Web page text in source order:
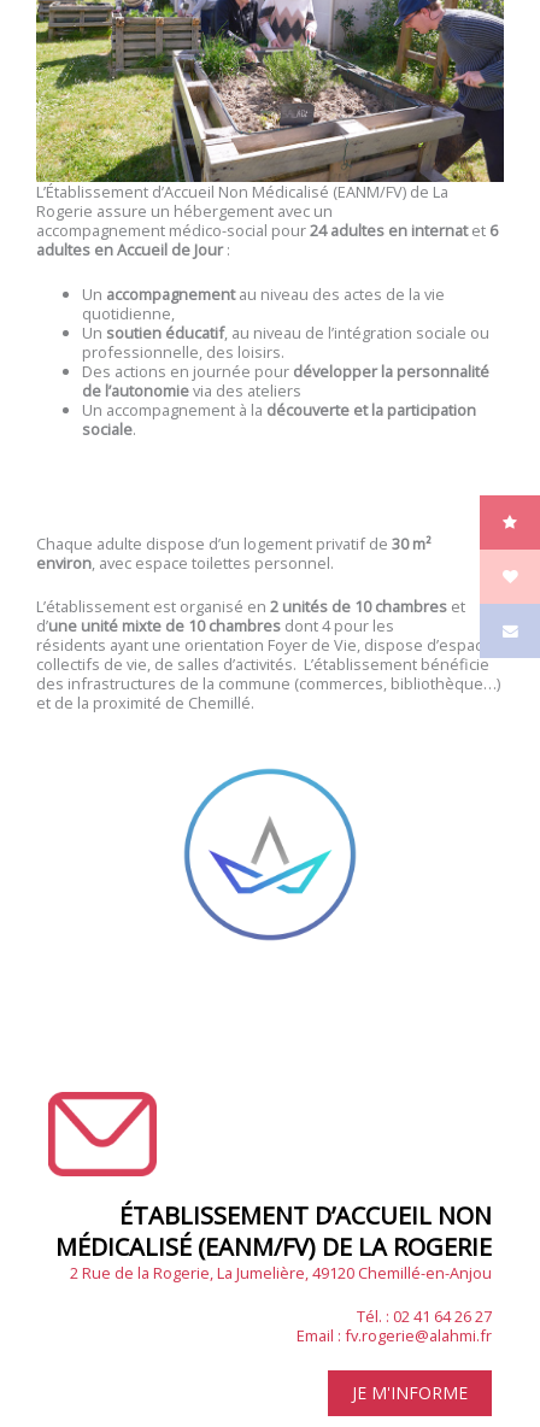
L’Établissement d’Accueil Non Médicalisé (EANM/FV) de La
Rogerie assure un hébergement avec un
accompagnement médico-social pour24 adultes en internatet 6
adultes en Accueil de Jour:
Un accompagnementau niveau des actes de la vie
quotidienne,
Un soutien éducatif, au niveau de l’intégration sociale ou
professionnelle, des loisirs.
Des actions en journée pour développer la personnalité
de l’autonomievia des ateliers
Un accompagnement à la découverte et la participation
sociale.
Chaque adulte dispose d’un logement privatif de 30 m²
environ, avec espace toilettes personnel.
L’établissement est organisé en 2 unités de 10 chambres et
d’une unité mixte de 10 chambres dont 4 pour les
résidents ayant une orientation Foyer de Vie, dispose d’espaces
collectifs de vie, de salles d’activités. L’établissement bénéficie
des infrastructures de la commune (commerces, bibliothèque…)
et de la proximité de Chemillé.
ÉTABLISSEMENT D’ACCUEIL NON
MÉDICALISÉ (EANM/FV) DE LA ROGERIE
2 Rue de la Rogerie, La Jumelière, 49120 Chemillé-en-Anjou
Tél. : 02 41 64 26 27
Email : fv.rogerie@alahmi.fr
JE M'INFORME